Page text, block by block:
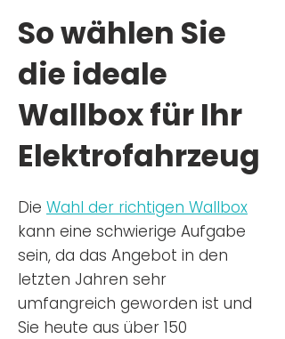
So wählen Sie
die ideale
Wallbox für Ihr
Elektrofahrzeug
Die Wahl der richtigen Wallbox
kann eine schwierige Aufgabe
sein, da das Angebot in den
letzten Jahren sehr
umfangreich geworden ist und
Sie heute aus über 150